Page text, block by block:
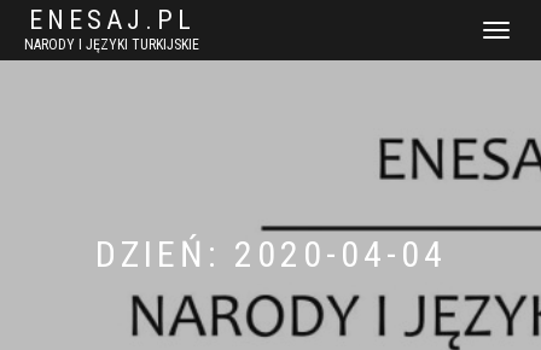
ENESAJ.PL
NARODY I JĘZYKI TURKIJSKIE
WŁĄCZ
DZIEŃ: 2020-04-04